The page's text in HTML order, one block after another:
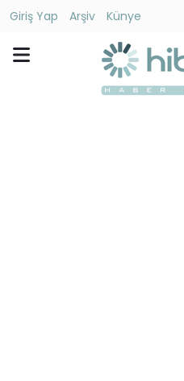
Giriş Yap Arşiv
Künye